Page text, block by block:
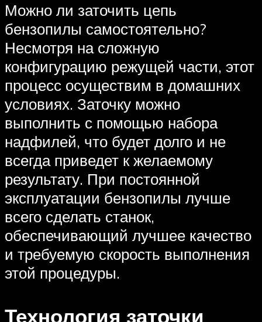
Можно ли заточить цепь
бензопилы самостоятельно?
Несмотря на сложную
конфигурацию режущей части, этот
процесс осуществим в домашних
условиях. Заточку можно
выполнить с помощью набора
надфилей, что будет долго и не
всегда приведет к желаемому
результату. При постоянной
эксплуатации бензопилы лучше
всего сделать станок,
обеспечивающий лучшее качество
и требуемую скорость выполнения
этой процедуры.
Технология заточки